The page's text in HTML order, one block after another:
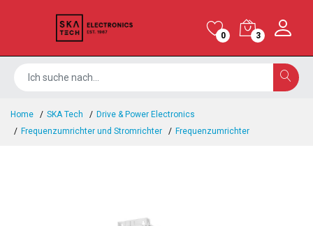
0 3
Home SKA Tech
Drive & Power Electronics
Frequenzumrichter und Stromrichter
Frequenzumrichter